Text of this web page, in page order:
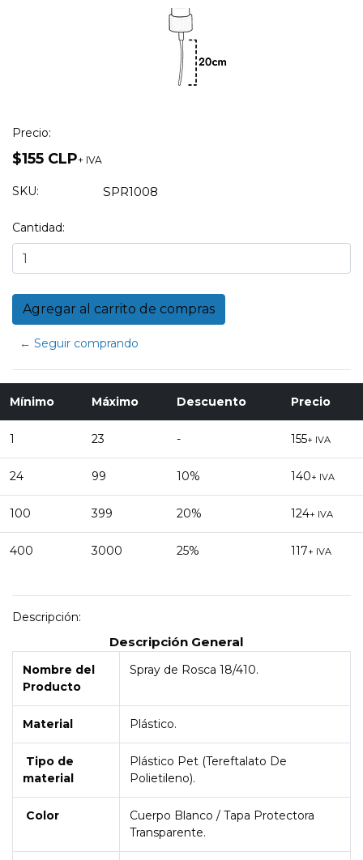
Precio:
$155 CLP+ IVA
SKU: SPR1008
Cantidad:
← Seguir comprando
Mínimo Máximo Descuento Precio
1 23 - 155+ IVA
24 99 10% 140+ IVA
100 399 20% 124+ IVA
400 3000 25% 117+ IVA
Descripción:
Descripción General
Nombre del
Producto
Spray de Rosca 18/410.
Material Plástico.
Tipo de
material
Plástico Pet (Tereftalato De
Polietileno).
Color
Cuerpo Blanco / Tapa Protectora
Transparente.